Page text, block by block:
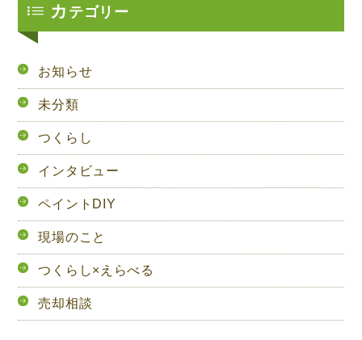
カ テゴリー
お知らせ
未分類
つくらし
インタビュー
ペイントDIY
現場のこと
つくらし×えらべる
売却相談